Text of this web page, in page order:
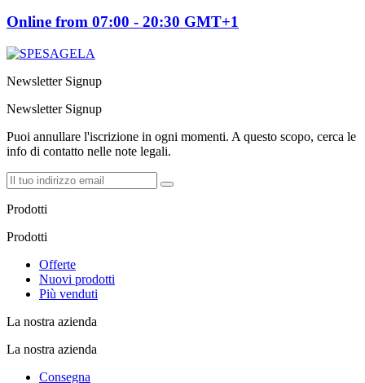
Online from 07:00 - 20:30 GMT+1
Newsletter Signup
Newsletter Signup
Puoi annullare l'iscrizione in ogni momenti. A questo scopo, cerca le
info di contatto nelle note legali.
Prodotti
Prodotti
Offerte
Nuovi prodotti
Più venduti
La nostra azienda
La nostra azienda
Consegna